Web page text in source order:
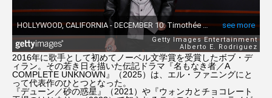
名もなき者／A COMPLETE UNKNOWN
忽那汐里 成原佑太郎 戸張瞬
新田真剣佑 枯れ木に銃弾 洋画
海外旅行 海外移住 田所ちさ
2016年に歌手として初めてノーベル文学賞を受賞したボブ・デ
ィラン。その若き日を描いた伝記ドラマ『名もなき者／A
COMPLETE UNKNOWN』（2025）は、エル・ファニングにと
って代表作のひとつとなった。
『デューン／砂の惑星』（2021）や『ウォンカとチョコレート